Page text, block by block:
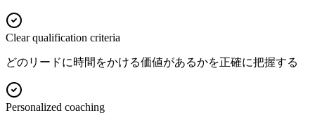
Clear qualification criteria
どのリードに時間をかける価値があるかを正確に把握する
Personalized coaching